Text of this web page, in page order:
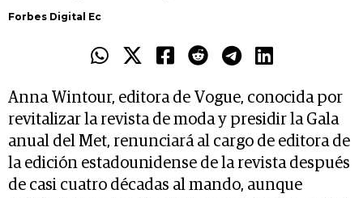
Forbes Digital Ec
Anna Wintour, editora de Vogue, conocida por
revitalizar la revista de moda y presidir la Gala
anual del Met, renunciará al cargo de editora de
la edición estadounidense de la revista después
de casi cuatro décadas al mando, aunque